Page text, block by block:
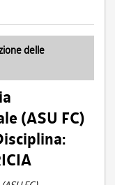
delle
(ASU FC)